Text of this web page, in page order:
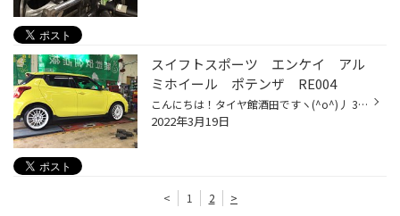
スイフトスポーツ エンケイ アル
ミホイール ポテンザ RE004
こんにちは！タイヤ館酒田ですヽ(^o^)丿 3連休初日！【春のタイヤ大商談会】スタートの本日 多く皆様のご来店誠にありがとうございます(^o^)／ さて今日は スズキ スイフトスポーツ タイヤ＆アルミホイールセット交換のご紹介です♪ タイヤは 205/40R17 ポテンザ RE004 アルミホイールは エンケイ RC...
2022年3月19日
< 1 2 >